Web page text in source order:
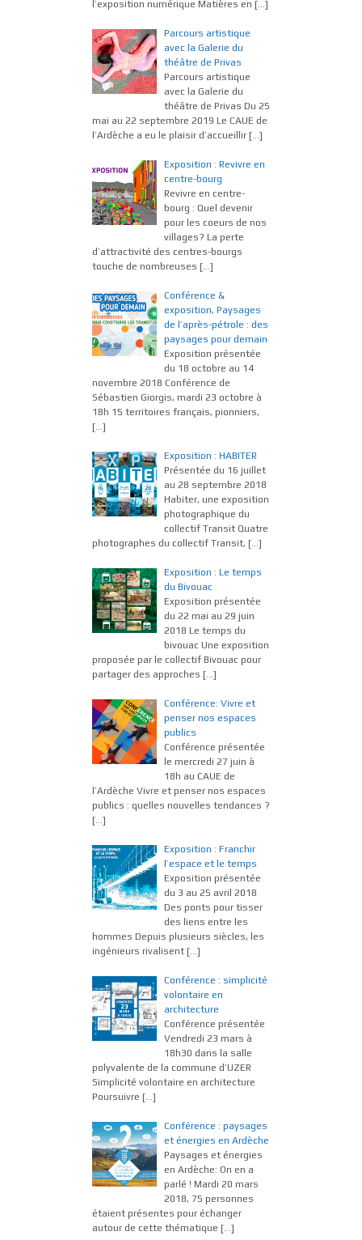
l’exposition numérique Matières en […]
Parcours artistique
avec la Galerie du
théâtre de Privas
Parcours artistique
avec la Galerie du
théâtre de Privas Du 25
mai au 22 septembre 2019 Le CAUE de
l’Ardèche a eu le plaisir d’accueillir […]
Exposition : Revivre en
centre-bourg
Revivre en centre-
bourg : Quel devenir
pour les coeurs de nos
villages? La perte
d’attractivité des centres-bourgs
touche de nombreuses […]
Conférence &
exposition, Paysages
de l’après-pétrole : des
paysages pour demain
Exposition présentée
du 18 octobre au 14
novembre 2018 Conférence de
Sébastien Giorgis, mardi 23 octobre à
18h 15 territoires français, pionniers,
[…]
Exposition : HABITER
Présentée du 16 juillet
au 28 septembre 2018
Habiter, une exposition
photographique du
collectif Transit Quatre
photographes du collectif Transit, […]
Exposition : Le temps
du Bivouac
Exposition présentée
du 22 mai au 29 juin
2018 Le temps du
bivouac Une exposition
proposée par le collectif Bivouac pour
partager des approches […]
Conférence: Vivre et
penser nos espaces
publics
Conférence présentée
le mercredi 27 juin à
18h au CAUE de
l’Ardèche Vivre et penser nos espaces
publics : quelles nouvelles tendances ?
[…]
Exposition : Franchir
l’espace et le temps
Exposition présentée
du 3 au 25 avril 2018
Des ponts pour tisser
des liens entre les
hommes Depuis plusieurs siècles, les
ingénieurs rivalisent […]
Conférence : simplicité
volontaire en
architecture
Conférence présentée
Vendredi 23 mars à
18h30 dans la salle
polyvalente de la commune d’UZER
Simplicité volontaire en architecture
Poursuivre […]
Conférence : paysages
et énergies en Ardèche
Paysages et énergies
en Ardèche: On en a
parlé ! Mardi 20 mars
2018, 75 personnes
étaient présentes pour échanger
autour de cette thématique […]